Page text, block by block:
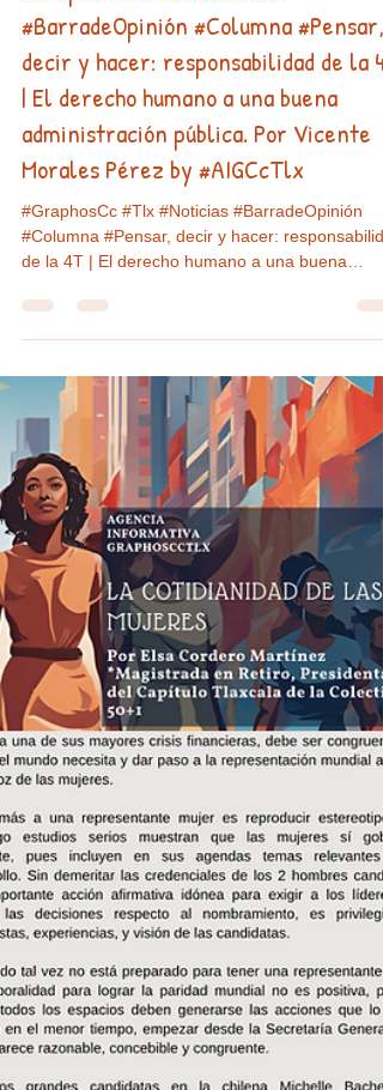
GraphosCcTlx
hace 7 días
2 min de lectura
Opinión Tlaxcala
#GraphosCc #Tlx #Noticias
#BarradeOpinión #Columna #Pensar,
decir y hacer: responsabilidad de la 4T
| El derecho humano a una buena
administración pública. Por Vicente
Morales Pérez by #AIGCcTlx
#GraphosCc #Tlx #Noticias #BarradeOpinión
de la 4T | El derecho humano a una buena
administración pública Cuando hablamos de
derechos humanos, pensamos de inmediato en
salud, la educación, la libertad o la seguridad.
embargo, pocas veces reflexionamos sobre un
derecho que influye en nuestra vida cotidiana: el
derecho a recibir una buena administración
pública. Puede parecer un concepto lejano, pero
está presente cada